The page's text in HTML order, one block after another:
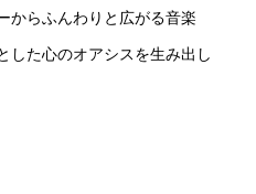
からふんわりと広がる音楽
した心のオアシスを生み出し